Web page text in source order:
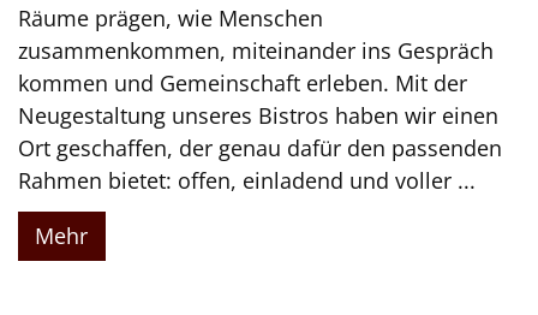
Räume prägen, wie Menschen
zusammenkommen, miteinander ins Gespräch
kommen und Gemeinschaft erleben. Mit der
Neugestaltung unseres Bistros haben wir einen
Ort geschaffen, der genau dafür den passenden
Rahmen bietet: offen, einladend und voller ...
Mehr